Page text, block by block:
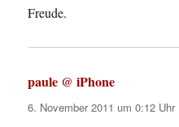
Freude.
paule @ iPhone
6. November 2011 um 0:12 Uhr